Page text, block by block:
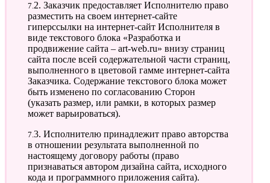
7.2. Заказчик предоставляет Исполнителю право
разместить на своем интернет-сайте
гиперссылки на интернет-сайт Исполнителя в
виде текстового блока «Разработка и
продвижение сайта – art-web.ru» внизу страниц
сайта после всей содержательной части страниц,
выполненного в цветовой гамме интернет-сайта
Заказчика. Содержание текстового блока может
быть изменено по согласованию Сторон
(указать размер, или рамки, в которых размер
может варьироваться).
7.3. Исполнителю принадлежит право авторства
в отношении результата выполненной по
настоящему договору работы (право
признаваться автором дизайна сайта, исходного
кода и программного приложения сайта).